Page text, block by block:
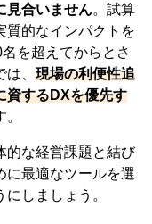
見合いません。試算
質的なインパクトを
を超えてからとさ
は、現場の利便性追
資するDXを優先す
。
的な経営課題と結び
に最適なツールを選
しましょう。